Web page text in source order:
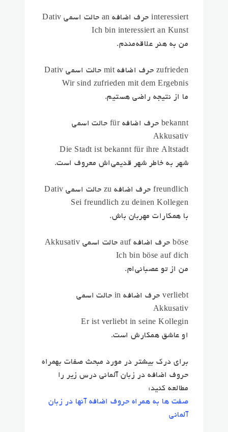
interessiert حرف اضافه an حالت اسمی Dativ
Ich bin interessiert an Kunst
من به هنر علاقه‌مندم.
zufrieden حرف اضافه mit حالت اسمی Dativ
Wir sind zufrieden mit dem Ergebnis
ما از نتیجه راضی هستیم.
bekannt حرف اضافه für حالت اسمی
Akkusativ
Die Stadt ist bekannt für ihre Altstadt
شهر به خاطر شهر قدیمی‌اش معروف است.
freundlich حرف اضافه zu حالت اسمی Dativ
Sei freundlich zu deinen Kollegen
با همکارات مهربان باش.
böse حرف اضافه auf حالت اسمی Akkusativ
Ich bin böse auf dich
من از تو عصبانی‌ام.
verliebt حرف اضافه in حالت اسمی
Akkusativ
Er ist verliebt in seine Kollegin
او عاشق همکارش است.
برای درک بیشتر در مورد مبحث صفات بهمراه
حروف اضافه در زبان آلمانی درس زیر را
مطالعه کنید:
صفت ها به همراه حروف اضافه آنها در زبان
آلمانی